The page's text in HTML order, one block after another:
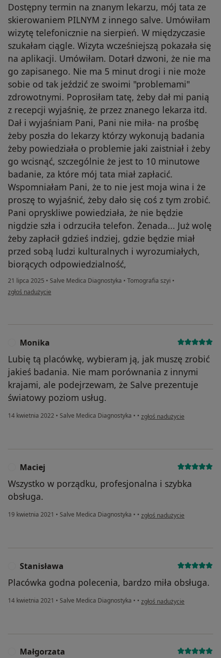
Dostępny termin na znanym lekarzu, mój tata ze
skierowaniem PILNYM z innego salve. Umówiłam
wizytę telefonicznie na sierpień. W międzyczasie
szukałam ciągle. Wizyta wcześniejszą pokazała się
na aplikacji. Umówiłam. Dotarł dzwoni, że nie ma
go zapisanego. Nie ma 5 minut drogi i nie może
sobie od tak jeździć ze swoimi "problemami"
zdrowotnymi. Poprosiłam tatę, żeby dał mi panią
z recepcji wyjaśnię, że przez znanego lekarza itd.
Dał i wyjaśniam Pani, Pani nie miła- na prośbę
żeby poszła do lekarzy którzy wykonują badania
żeby powiedziała o problemie jaki zaistniał i żeby
go wcisnąć, szczególnie że jest to 10 minutowe
badanie, za które mój tata miał zapłacić.
Wspomniałam Pani, że to nie jest moja wina i że
proszę to wyjaśnić, żeby dało się coś z tym zrobić.
Pani opryskliwe powiedziała, że nie będzie
nigdzie szła i odrzuciła telefon. Żenada... Już wolę
żeby zapłacił gdzieś indziej, gdzie będzie miał
przed sobą ludzi kulturalnych i wyrozumiałych,
biorących odpowiedzialność,
21 lipca 2025 • Salve Medica Diagnostyka • Tomografia szyi •
w opinii użytkownika KInga L
zgłoś nadużycie
Monika
Lubię tą placówkę, wybieram ją, jak muszę zrobić
jakieś badania. Nie mam porównania z innymi
krajami, ale podejrzewam, że Salve prezentuje
światowy poziom usług.
14 kwietnia 2022 • Salve Medica Diagnostyka • • w opinii użytkownika Monika
zgłoś nadużycie
Maciej
Wszystko w porządku, profesjonalna i szybka
obsługa.
19 kwietnia 2021 • Salve Medica Diagnostyka • • w opinii użytkownika Maciej
zgłoś nadużycie
Stanisława
Placówka godna polecenia, bardzo miła obsługa.
14 kwietnia 2021 • Salve Medica Diagnostyka • • w opinii użytkownika
zgłoś nadużycie
Małgorzata